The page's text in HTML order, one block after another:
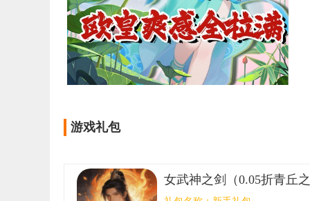
游戏礼包
女武神之剑（0.05折青丘